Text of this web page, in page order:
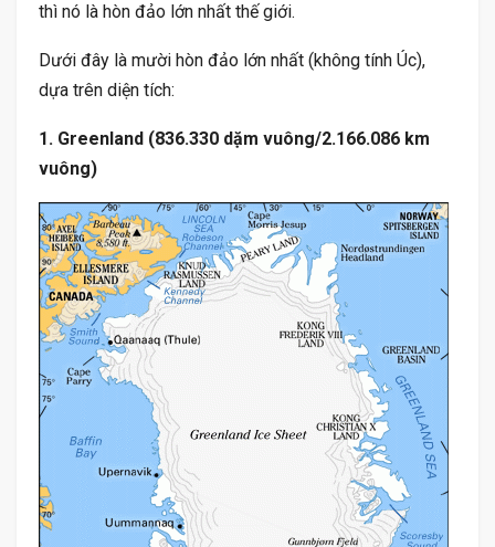
thì nó là hòn đảo lớn nhất thế giới.
Dưới đây là mười hòn đảo lớn nhất (không tính Úc),
dựa trên diện tích:
1. Greenland (836.330 dặm vuông/2.166.086 km
vuông)